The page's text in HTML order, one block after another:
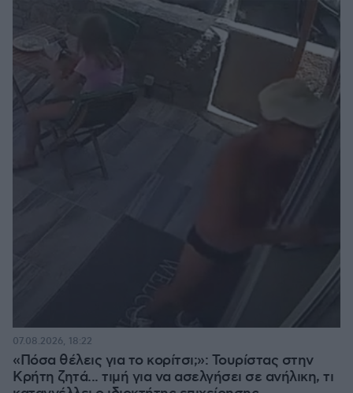
«Πόσα θέλεις για το κορίτσι;»: Τουρίστας στην
Κρήτη ζητά... τιμή για να ασελγήσει σε ανήλικη, τι
07.08.2026, 18:22